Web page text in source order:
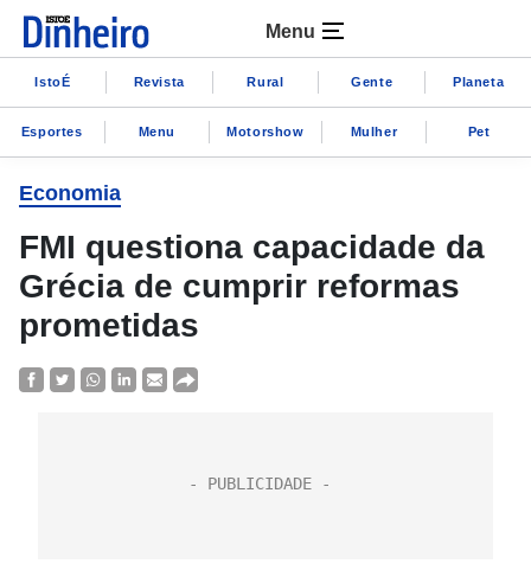
Menu
IstoÉ Revista Rural Gente Planeta
Esportes Menu Motorshow Mulher Pet
Economia
FMI questiona capacidade da
Grécia de cumprir reformas
prometidas